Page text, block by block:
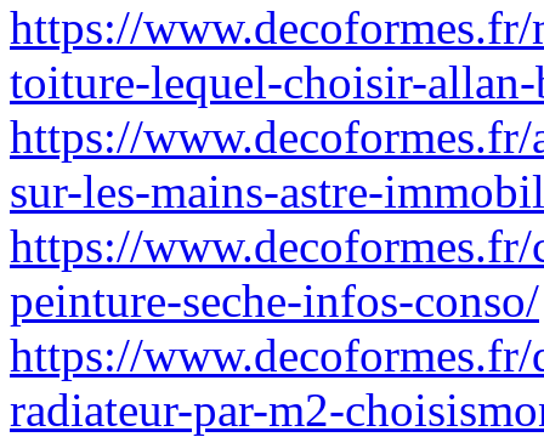
https://
toiture-lequel-choisir-allan-
https://
sur-les-mains-astre-
https://www.decoformes.fr/
peinture-seche-infos-conso/
https://
radiateur-par-m2-